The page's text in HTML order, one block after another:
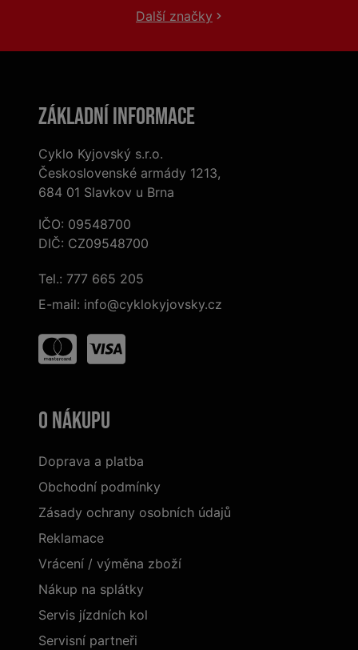
Další značky
Základní informace
Cyklo Kyjovský s.r.o.
Československé armády 1213,
684 01 Slavkov u Brna
IČO: 09548700
DIČ: CZ09548700
Tel.: 777 665 205
E-mail: info@cyklokyjovsky.cz
O nákupu
Doprava a platba
Obchodní podmínky
Zásady ochrany osobních údajů
Reklamace
Vrácení / výměna zboží
Nákup na splátky
Servis jízdních kol
Servisní partneři